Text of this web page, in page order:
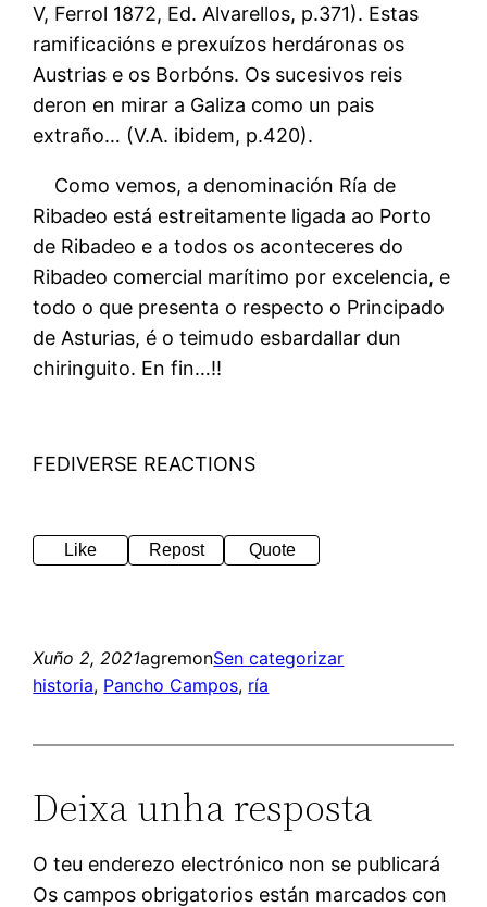
V, Ferrol 1872, Ed. Alvarellos, p.371). Estas
ramificacións e prexuízos herdáronas os
Austrias e os Borbóns. Os sucesivos reis
deron en mirar a Galiza como un pais
extraño… (V.A. ibidem, p.420).
Como vemos, a denominación Ría de
Ribadeo está estreitamente ligada ao Porto
de Ribadeo e a todos os aconteceres do
Ribadeo comercial marítimo por excelencia, e
todo o que presenta o respecto o Principado
de Asturias, é o teimudo esbardallar dun
chiringuito. En fin…!!
FEDIVERSE REACTIONS
Like Repost Quote
Xuño 2, 2021agremonSen categorizar
historia, Pancho Campos, ría
Deixa unha resposta
O teu enderezo electrónico non se publicará
Os campos obrigatorios están marcados con